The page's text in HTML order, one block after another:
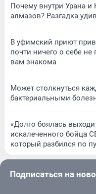
Почему внутри Урана и
алмазов? Разгадка
В уфимский приют
почти ничего о себе
вам знакома
Может столкнуться
бактериальными
«Долго боялась
искалеченного бойца
который разбился по
Подписаться на